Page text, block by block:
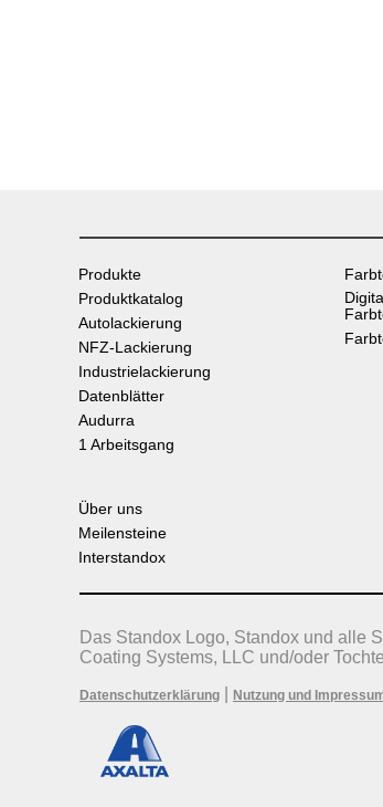
Produkte
Produktkatalog
Autolackierung
NFZ-Lackierung
Industrielackierung
Datenblätter
Audurra
1 Arbeitsgang
Über uns
Meilensteine
Interstandox
Das Standox Logo, Standox und alle
Coating Systems, LLC und/oder
Datenschutzerklärung Nutzung und